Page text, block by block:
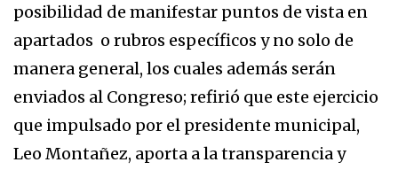
posibilidad de manifestar puntos de vista en
apartados o rubros específicos y no solo de
manera general, los cuales además serán
enviados al Congreso; refirió que este ejercicio
que impulsado por el presidente municipal,
Leo Montañez, aporta a la transparencia y